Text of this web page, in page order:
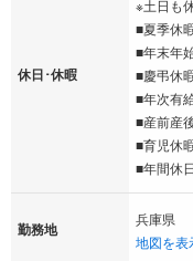
休日･休暇
※土日も
■夏季休
■年末年
■慶弔休
■年次有
■産前産
■育児休
■年間休
勤務地
兵庫県
地図を表